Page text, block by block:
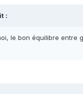
:
le bon équilibre entre